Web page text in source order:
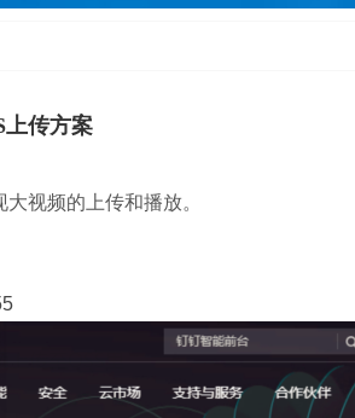
上传方案
视频的上传和播放。